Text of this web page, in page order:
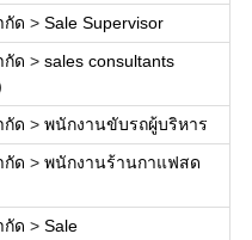
กัด > Sale Supervisor
กัด > sales consultants
กัด > พนักงานขับรถผู้บริหาร
กัด > พนักงานร้านกาแฟสด
กัด > Sale